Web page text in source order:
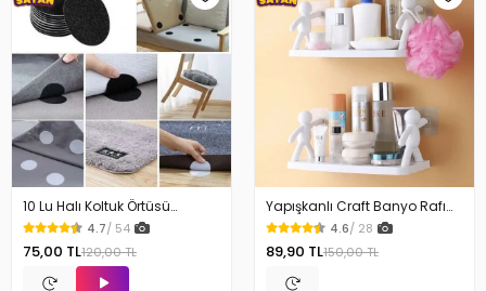
10 Lu Halı Koltuk Örtüsü
Kaydırmaz Cırtlı Pad
4.7/ 54
75,00 TL120,00 TL
Yapışkanlı Craft Banyo Rafı
Organizer 1 Adet
4.6/ 28
89,90 TL150,00 TL